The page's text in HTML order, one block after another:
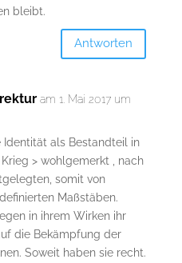
bleibt.
Antworten
am 1. Mai 2017 um
als Bestandteil in
> wohlgemerkt , nach
somit von
Maßstäben.
in ihrem Wirken ihr
die Bekämpfung der
Soweit haben sie recht.